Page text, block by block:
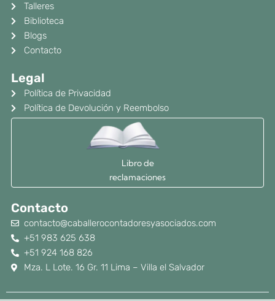
Talleres
Biblioteca
Blogs
Contacto
Legal
Política de Privacidad
Política de Devolución y Reembolso
Libro de
reclamaciones
Contacto
contacto@caballerocontadoresyasociados.com
+51 983 625 638
+51 924 168 826
Mza. L Lote. 16 Gr. 11 Lima – Villa el Salvador